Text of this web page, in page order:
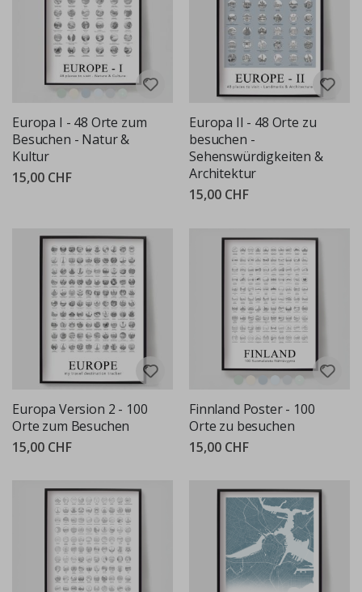
Europa I - 48 Orte zum
Besuchen - Natur &
Kultur
15,00 CHF
Europa II - 48 Orte zu
besuchen -
Sehenswürdigkeiten &
Architektur
15,00 CHF
Europa Version 2 - 100
Orte zum Besuchen
15,00 CHF
Finnland Poster - 100
Orte zu besuchen
15,00 CHF